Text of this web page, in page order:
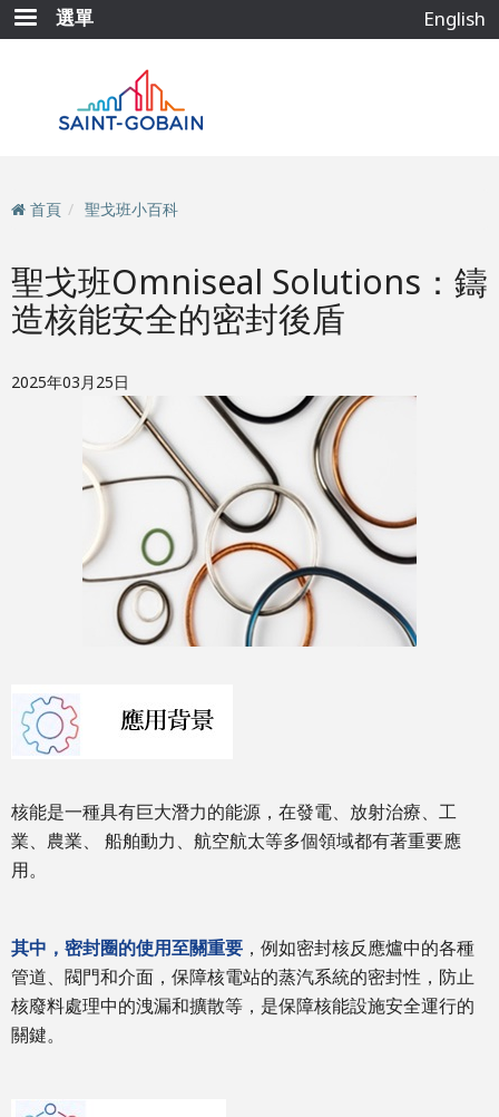
移
至
選單 English
首頁 聖戈班小百科
聖戈班Omniseal Solutions：鑄
造核能安全的密封後盾
2025年03月25日
核能是一種具有巨大潛力的能源，在發電、放射治療、工
業、農業、 船舶動力、航空航太等多個領域都有著重要應
用。
其中，密封圈的使用至關重要 ，例如密封核反應爐中的各種
管道、閥門和介面，保障核電站的蒸汽系統的密封性，防止
核廢料處理中的洩漏和擴散等，是保障核能設施安全運行的
關鍵。